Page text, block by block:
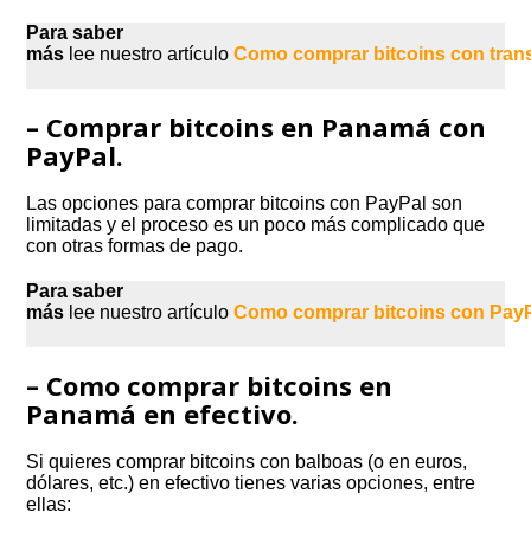
Para saber
más lee nuestro artículo Como comprar bitcoins con
– Comprar bitcoins en Panamá con
PayPal.
Las opciones para comprar bitcoins con PayPal son
limitadas y el proceso es un poco más complicado que
con otras formas de pago.
Para saber
más lee nuestro artículo Como comprar bitcoins con
– Como comprar bitcoins en
Panamá en efectivo.
Si quieres comprar bitcoins con balboas (o en euros,
dólares, etc.) en efectivo tienes varias opciones, entre
ellas: